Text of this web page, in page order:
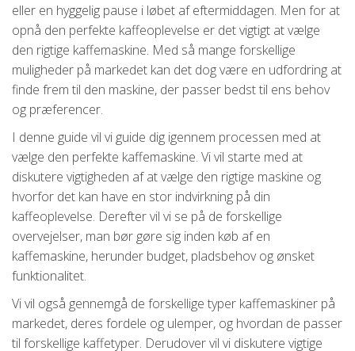
eller en hyggelig pause i løbet af eftermiddagen. Men for at
opnå den perfekte kaffeoplevelse er det vigtigt at vælge
den rigtige kaffemaskine. Med så mange forskellige
muligheder på markedet kan det dog være en udfordring at
finde frem til den maskine, der passer bedst til ens behov
og præferencer.
I denne guide vil vi guide dig igennem processen med at
vælge den perfekte kaffemaskine. Vi vil starte med at
diskutere vigtigheden af at vælge den rigtige maskine og
hvorfor det kan have en stor indvirkning på din
kaffeoplevelse. Derefter vil vi se på de forskellige
overvejelser, man bør gøre sig inden køb af en
kaffemaskine, herunder budget, pladsbehov og ønsket
funktionalitet.
Vi vil også gennemgå de forskellige typer kaffemaskiner på
markedet, deres fordele og ulemper, og hvordan de passer
til forskellige kaffetyper. Derudover vil vi diskutere vigtige